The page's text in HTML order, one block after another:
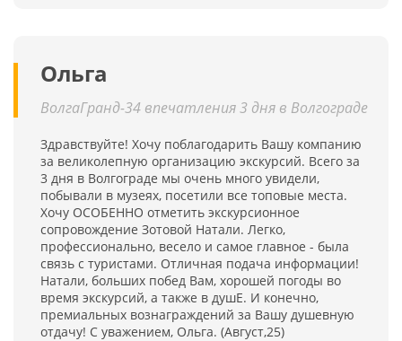
Ольга
ВолгаГранд-34 впечатления 3 дня в Волгограде
Здравствуйте! Хочу поблагодарить Вашу компанию
за великолепную организацию экскурсий. Всего за
3 дня в Волгограде мы очень много увидели,
побывали в музеях, посетили все топовые места.
Хочу ОСОБЕННО отметить экскурсионное
сопровождение Зотовой Натали. Легко,
профессионально, весело и самое главное - была
связь с туристами. Отличная подача информации!
Натали, больших побед Вам, хорошей погоды во
время экскурсий, а также в душЕ. И конечно,
премиальных вознаграждений за Вашу душевную
отдачу! С уважением, Ольга. (Август,25)